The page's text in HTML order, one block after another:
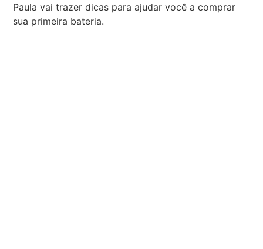
Paula vai trazer dicas para ajudar você a comprar
sua primeira bateria.